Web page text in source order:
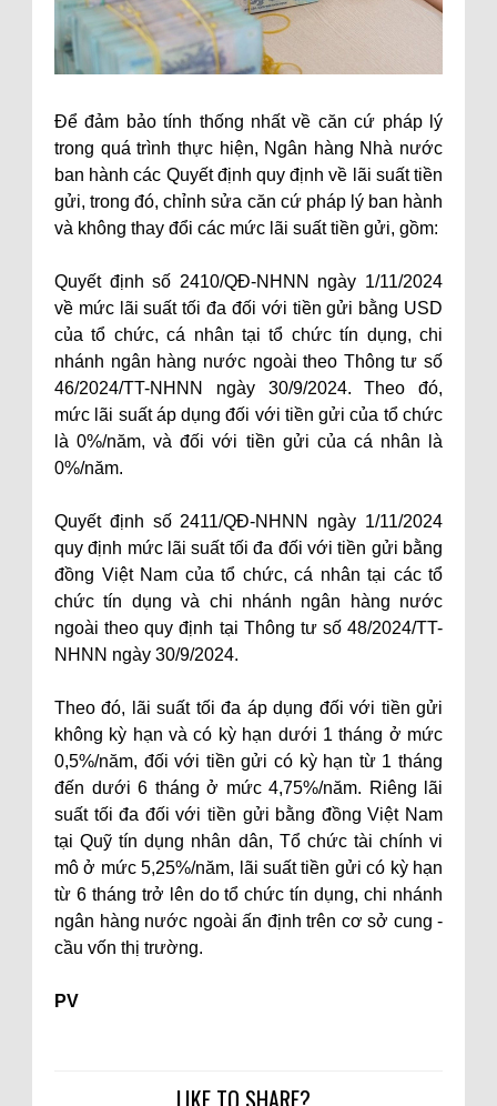
Để đảm bảo tính thống nhất về căn cứ pháp lý
trong quá trình thực hiện, Ngân hàng Nhà nước
ban hành các Quyết định quy định về lãi suất tiền
gửi, trong đó, chỉnh sửa căn cứ pháp lý ban hành
và không thay đổi các mức lãi suất tiền gửi, gồm:
Quyết định số 2410/QĐ-NHNN ngày 1/11/2024
về mức lãi suất tối đa đối với tiền gửi bằng USD
của tổ chức, cá nhân tại tổ chức tín dụng, chi
nhánh ngân hàng nước ngoài theo Thông tư số
46/2024/TT-NHNN ngày 30/9/2024. Theo đó,
mức lãi suất áp dụng đối với tiền gửi của tổ chức
là 0%/năm, và đối với tiền gửi của cá nhân là
0%/năm.
Quyết định số 2411/QĐ-NHNN ngày 1/11/2024
quy định mức lãi suất tối đa đối với tiền gửi bằng
đồng Việt Nam của tổ chức, cá nhân tại các tổ
chức tín dụng và chi nhánh ngân hàng nước
ngoài theo quy định tại Thông tư số 48/2024/TT-
NHNN ngày 30/9/2024.
Theo đó, lãi suất tối đa áp dụng đối với tiền gửi
không kỳ hạn và có kỳ hạn dưới 1 tháng ở mức
0,5%/năm, đối với tiền gửi có kỳ hạn từ 1 tháng
đến dưới 6 tháng ở mức 4,75%/năm. Riêng lãi
suất tối đa đối với tiền gửi bằng đồng Việt Nam
tại Quỹ tín dụng nhân dân, Tổ chức tài chính vi
mô ở mức 5,25%/năm, lãi suất tiền gửi có kỳ hạn
từ 6 tháng trở lên do tổ chức tín dụng, chi nhánh
ngân hàng nước ngoài ấn định trên cơ sở cung -
cầu vốn thị trường.
PV